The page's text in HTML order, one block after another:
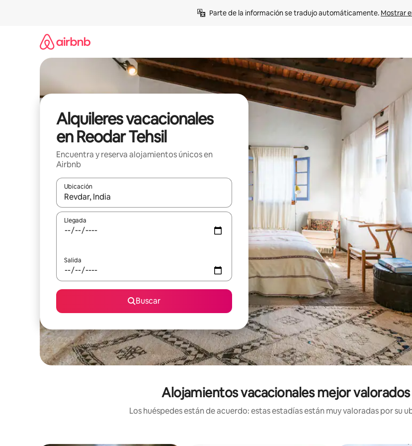
Parte de la información se tradujo automáticamente. Mostrar
Alquileres vacacionales
en Reodar Tehsil
Encuentra y reserva alojamientos únicos en
Airbnb
Ubicación
Cuando los resultados estén disponibles, navega con las teclas de flecha hacia arriba y hacia abajo o explora
Llegada
Salida
Buscar
Alojamientos vacacionales mejor valorados
Los huéspedes están de acuerdo: estas estadías están muy valoradas por su